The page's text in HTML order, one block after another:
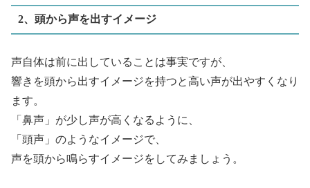
2、頭から声を出すイメージ
声自体は前に出していることは事実ですが、
響きを頭から出すイメージを持つと高い声が出やすくなり
ます。
「鼻声」が少し声が高くなるように、
「頭声」のようなイメージで、
声を頭から鳴らすイメージをしてみましょう。